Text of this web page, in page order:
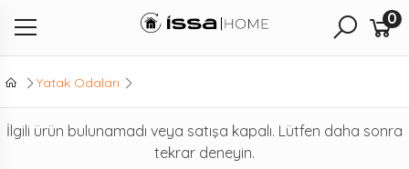
0
Yatak Odaları
İlgili ürün bulunamadı veya satışa kapalı. Lütfen daha sonra
tekrar deneyin.